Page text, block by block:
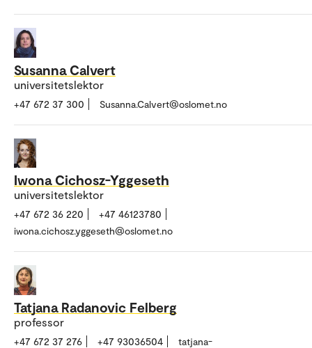
Susanna Calvert
universitetslektor
+47 672 37 300 Susanna.Calvert@oslomet.no
Iwona Cichosz-Yggeseth
universitetslektor
+47 672 36 220
+47 46123780
iwona.cichosz.yggeseth@oslomet.no
Tatjana Radanovic Felberg
professor
+47 672 37 276 +47 93036504
tatjana-